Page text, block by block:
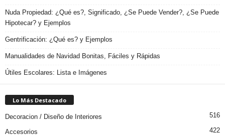
Nuda Propiedad: ¿Qué es?, Significado, ¿Se Puede Vender?, ¿Se Puede
Hipotecar? y Ejemplos
Gentrificación: ¿Qué es? y Ejemplos
Manualidades de Navidad Bonitas, Fáciles y Rápidas
Útiles Escolares: Lista e Imágenes
Lo Más Destacado
Decoracion / Diseño de Interiores 516
Accesorios 422